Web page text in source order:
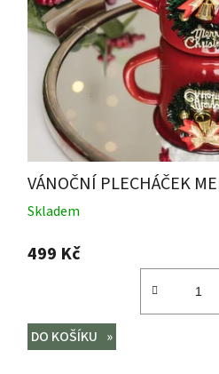
VÁNOČNÍ PLECHÁČEK
Skladem
499 Kč
DO KOŠÍKU